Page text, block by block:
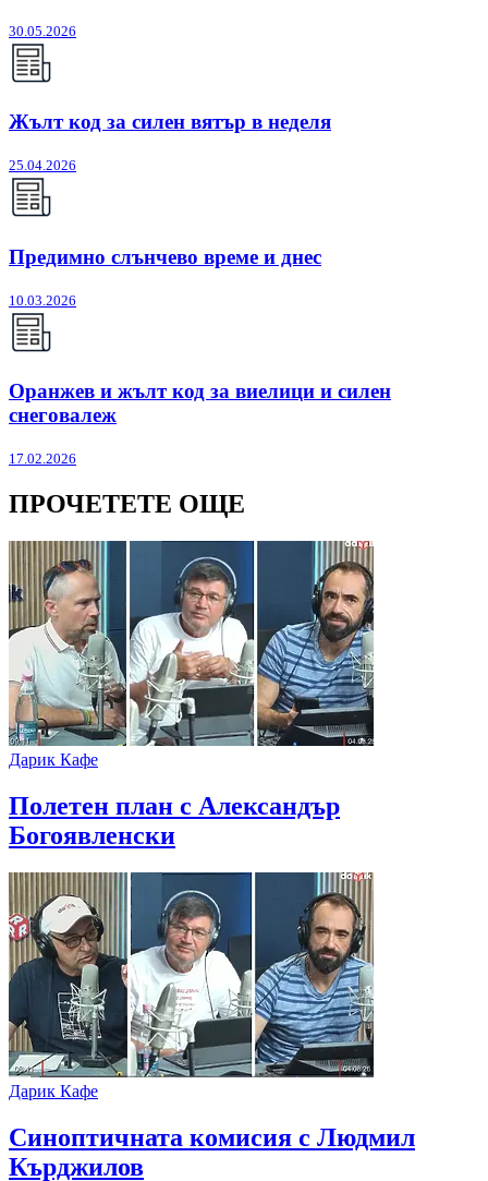
30.05.2026
Жълт код за силен вятър в неделя
25.04.2026
Предимно слънчево време и днес
10.03.2026
Оранжев и жълт код за виелици и силен
снеговалеж
17.02.2026
ПРОЧЕТЕТЕ ОЩЕ
Дарик Кафе
Полетен план с Александър
Богоявленски
Дарик Кафе
Синоптичната комисия с Людмил
Кърджилов